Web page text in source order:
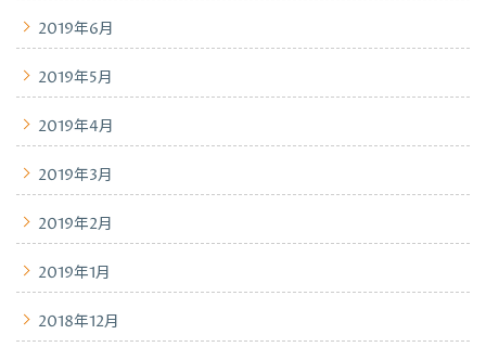
2019年6月
2019年5月
2019年4月
2019年3月
2019年2月
2019年1月
2018年12月